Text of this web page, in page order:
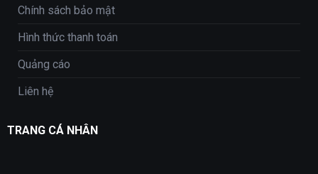
Chính sách bảo mật
Hình thức thanh toán
Quảng cáo
Liên hệ
TRANG CÁ NHÂN